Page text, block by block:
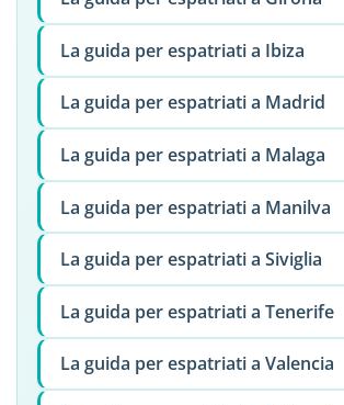
La guida per espatriati a Ibiza
La guida per espatriati a Madrid
La guida per espatriati a Malaga
La guida per espatriati a Manilva
La guida per espatriati a Siviglia
La guida per espatriati a Tenerife
La guida per espatriati a Valencia